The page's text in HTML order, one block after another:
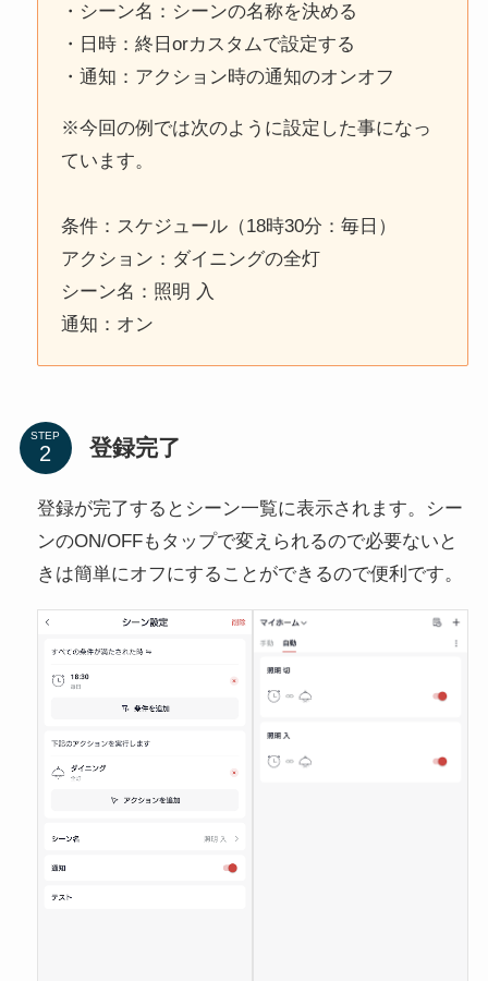
・シーン名：シーンの名称を決める
・日時：終日orカスタムで設定する
・通知：アクション時の通知のオンオフ
※今回の例では次のように設定した事になっ
ています。
条件：スケジュール（18時30分：毎日）
アクション：ダイニングの全灯
シーン名：照明 入
通知：オン
STEP 登録完了
登録が完了するとシーン一覧に表示されます。シー
ンのON/OFFもタップで変えられるので必要ないと
きは簡単にオフにすることができるので便利です。